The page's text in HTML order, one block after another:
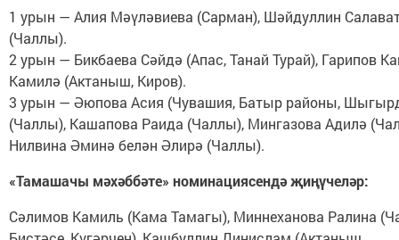
1 урын — Алия Мәүләвиева (Сарман), Шәйдуллин
(Чаллы).
2 урын — Бикбаева Сәйдә (Апас, Танай Турай), Гарипов
Камилә (Актаныш, Киров).
3 урын — Әюпова Асия (Чувашия, Батыр районы,
(Чаллы), Кашапова Раида (Чаллы), Мингазова Адилә
Нилвина Әминә белән Әлирә (Чаллы).
«Тамашачы мәхәббәте» номинациясендә җиңүчеләр:
Сәлимов Камиль (Кама Тамагы), Миннеханова Ралина